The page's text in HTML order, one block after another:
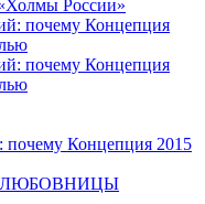
«Холмы России»
почему Концепция 2015